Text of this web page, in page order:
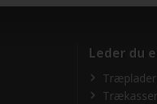
Leder du